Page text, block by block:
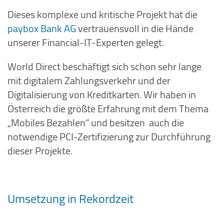
Dieses komplexe und kritische Projekt hat die
paybox Bank AGvertrauensvoll in die Hände
unserer Financial-IT-Experten gelegt.
World Direct beschäftigt sich schon sehr lange
mit digitalem Zahlungsverkehr und der
Digitalisierung von Kreditkarten. Wir haben in
Österreich die größte Erfahrung mit dem Thema
„Mobiles Bezahlen“ und besitzen auch die
notwendige PCI-Zertifizierung zur Durchführung
dieser Projekte.
Umsetzung in Rekordzeit